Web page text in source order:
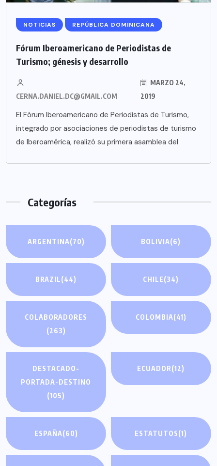
NOTICIAS REPÚBLICA DOMINICANA
Fórum Iberoamericano de Periodistas de
Turismo; génesis y desarrollo
CERNA.DANIEL.DC@GMAIL.COM
MARZO 24,
2019
El Fórum Iberoamericano de Periodistas de Turismo,
integrado por asociaciones de periodistas de turismo
de Iberoamérica, realizó su primera asamblea del
Categorías
ARGENTINA(70) BOLIVIA(6)
BRAZIL(44) CHILE(34)
COLABORADORES
(263)
COLOMBIA(41)
DESTACADO-
PORTADA-DESTINO
(105)
ECUADOR(12)
ESPAÑA(60) ESTATUTOS(1)